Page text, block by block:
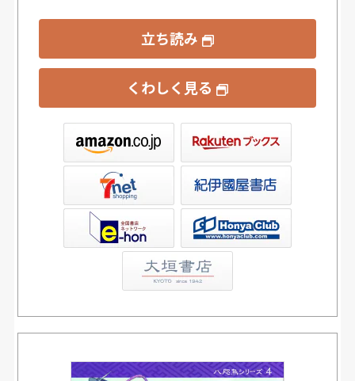
立ち読み
くわしく見る
書店ウェブストア